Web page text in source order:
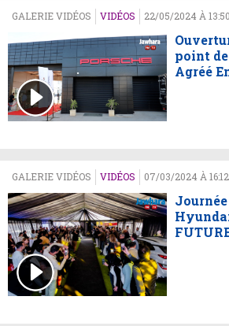
GALERIE VIDÉOS VIDÉOS 22/05/2024 À 13:50
point
Agréé
GALERIE VIDÉOS VIDÉOS 07/03/2024 À 16:12